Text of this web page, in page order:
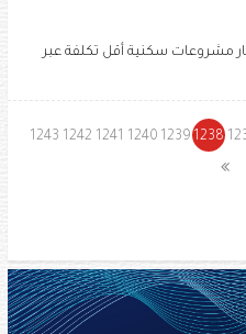
مشروعات سكنية أقل تكلفة عبر
1238
1239
1240
1241
1242
1243